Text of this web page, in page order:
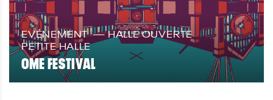
EVÉNEMENT
HALLE OUVERTE
PETITE HALLE
OME FESTIVAL